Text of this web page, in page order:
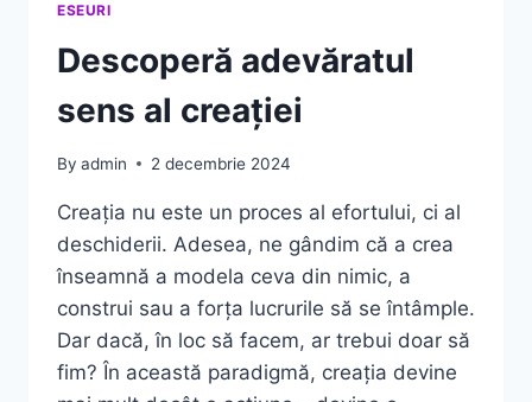
ESEURI
Descoperă adevăratul
sens al creației
By admin 2 decembrie 2024
Creația nu este un proces al efortului, ci al
deschiderii. Adesea, ne gândim că a crea
înseamnă a modela ceva din nimic, a
construi sau a forța lucrurile să se întâmple.
Dar dacă, în loc să facem, ar trebui doar să
fim? În această paradigmă, creația devine